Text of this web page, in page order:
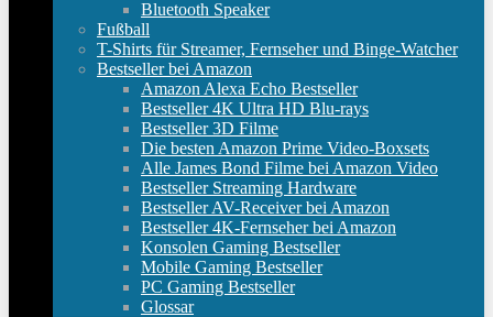
Bluetooth Speaker
Fußball
T-Shirts für Streamer, Fernseher und Binge-Watcher
Bestseller bei Amazon
Amazon Alexa Echo Bestseller
Bestseller 4K Ultra HD Blu-rays
Bestseller 3D Filme
Die besten Amazon Prime Video-Boxsets
Alle James Bond Filme bei Amazon Video
Bestseller Streaming Hardware
Bestseller AV-Receiver bei Amazon
Bestseller 4K-Fernseher bei Amazon
Konsolen Gaming Bestseller
Mobile Gaming Bestseller
PC Gaming Bestseller
Glossar